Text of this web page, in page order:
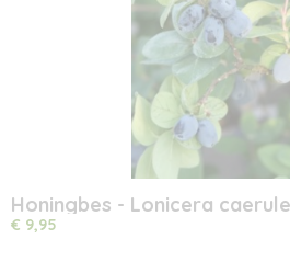
Honingbes - Lonicera
€ 9,95